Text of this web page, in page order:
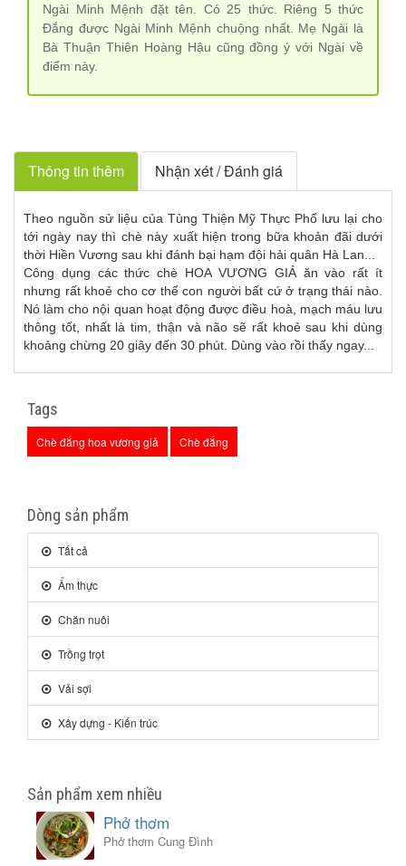
Ngài Minh Mệnh đặt tên. Có 25 thức. Riêng 5 thức
Đắng được Ngài Minh Mệnh chuộng nhất. Mẹ Ngài là
Bà Thuận Thiên Hoàng Hậu cũng đồng ý với Ngài về
điểm này.
Thông tin thêm Nhận xét / Đánh giá
Theo nguồn sử liệu của Tùng Thiện Mỹ Thực Phổ lưu lại cho
tới ngày nay thì chè này xuất hiện trong bữa khoản đãi dưới
thời Hiền Vương sau khi đánh bại hạm đội hải quân Hà Lan...
Công dụng các thức chè HOA VƯƠNG GIẢ ăn vào rất ít
nhưng rất khoẻ cho cơ thể con người bất cứ ở trạng thái nào.
Nó làm cho nội quan hoạt động được điều hoà, mạch máu lưu
thông tốt, nhất là tim, thận và não sẽ rất khoẻ sau khi dùng
khoảng chừng 20 giây đến 30 phút. Dùng vào rồi thấy ngay...
Tags
Chè đắng hoa vương giả Chè đắng
Dòng sản phẩm
Tất cả
Ẩm thực
Chăn nuôi
Trồng trọt
Vải sợi
Xây dựng - Kiến trúc
Sản phẩm xem nhiều
Phở thơm
Phở thơm Cung Đình